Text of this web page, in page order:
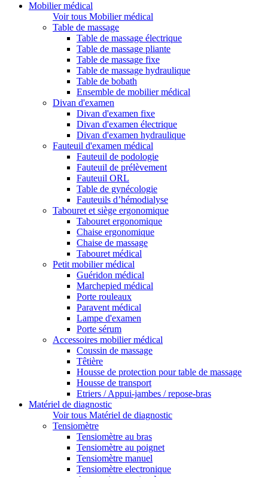
Mobilier médical
Voir tous Mobilier médical
Table de massage
Table de massage électrique
Table de massage pliante
Table de massage fixe
Table de massage hydraulique
Table de bobath
Ensemble de mobilier médical
Divan d'examen
Divan d'examen fixe
Divan d'examen électrique
Divan d'examen hydraulique
Fauteuil d'examen médical
Fauteuil de podologie
Fauteuil de prélèvement
Fauteuil ORL
Table de gynécologie
Fauteuils d’hémodialyse
Tabouret et siège ergonomique
Tabouret ergonomique
Chaise ergonomique
Chaise de massage
Tabouret médical
Petit mobilier médical
Guéridon médical
Marchepied médical
Porte rouleaux
Paravent médical
Lampe d'examen
Porte sérum
Accessoires mobilier médical
Coussin de massage
Têtière
Housse de protection pour table de massage
Housse de transport
Etriers / Appui-jambes / repose-bras
Matériel de diagnostic
Voir tous Matériel de diagnostic
Tensiomètre
Tensiomètre au bras
Tensiomètre au poignet
Tensiomètre manuel
Tensiomètre electronique